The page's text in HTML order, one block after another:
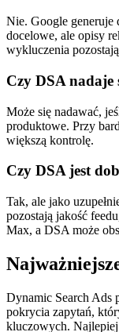
Nie. Google generuje
docelowe, ale opisy
wykluczenia
Czy DSA nadaje
Może się nadawać,
produktowe. Przy
większą kontrolę.
Czy DSA jest
Tak, ale jako
pozostają jakość
Max, a DSA może
Dynamic Search Ads
pokrycia zapytań,
kluczowych.